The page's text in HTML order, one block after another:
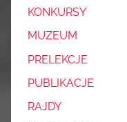
KONKURSY
MUZEUM
PRELEKCJE
PUBLIKACJE
RAJDY